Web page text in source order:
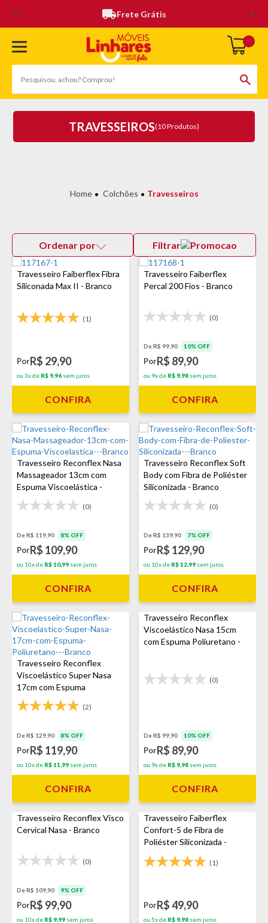
Frete Grátis
TRAVESSEIROS(10 Produtos)
Colchões Travesseiros
Ordenar por Filtrar
Travesseiro Faiberflex Fibra
Siliconada Max II - Branco
(1)
PorR$ 29,90
ou 3x de R$ 9,96sem juros
CONFIRA
Travesseiro Faiberflex
Percal 200 Fios - Branco
(0)
De R$ 99,90 10% OFF
PorR$ 89,90
ou 9x de R$ 9,98 sem juros
CONFIRA
Travesseiro Reconflex Nasa
Massageador 13cm com
Espuma Viscoelástica -
Branco
(0)
De R$ 119,90 8% OFF
PorR$ 109,90
ou 10x de R$ 10,99 sem juros
CONFIRA
Travesseiro Reconflex Soft
Body com Fibra de Poliéster
Siliconizada - Branco
(0)
De R$ 139,90 7% OFF
PorR$ 129,90
ou 10x de R$ 12,99 sem juros
CONFIRA
Travesseiro Reconflex
Viscoelástico Super Nasa
17cm com Espuma
Poliuretano - Branco
(2)
De R$ 129,90 8% OFF
PorR$ 119,90
ou 10x de R$ 11,99 sem juros
CONFIRA
Travesseiro Reconflex
Viscoelástico Nasa 15cm
com Espuma Poliuretano -
(0)
De R$ 99,90 10% OFF
PorR$ 89,90
ou 9x de R$ 9,98 sem juros
CONFIRA
Travesseiro Reconflex Visco
Cervical Nasa - Branco
(0)
De R$ 109,90 9% OFF
PorR$ 99,90
ou 10x de R$ 9,99 sem juros
Travesseiro Faiberflex
Confort-5 de Fibra de
Poliéster Siliconizada -
Branco
(1)
PorR$ 49,90
ou 5x de R$ 9,98 sem juros